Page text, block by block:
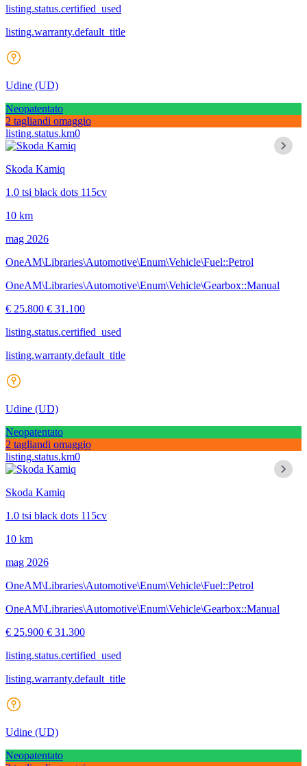
listing.status.certified_used
listing.warranty.default_title
Udine (UD)
Neopatentato
2 tagliandi omaggio
listing.status.km0
Skoda Kamiq
1.0 tsi black dots 115cv
10 km
mag 2026
OneAM\Libraries\Automotive\Enum\Vehicle\Fuel::Petrol
OneAM\Libraries\Automotive\Enum\Vehicle\Gearbox::Manual
€ 25.800 € 31.100
listing.status.certified_used
listing.warranty.default_title
Udine (UD)
Neopatentato
2 tagliandi omaggio
listing.status.km0
Skoda Kamiq
1.0 tsi black dots 115cv
10 km
mag 2026
OneAM\Libraries\Automotive\Enum\Vehicle\Fuel::Petrol
OneAM\Libraries\Automotive\Enum\Vehicle\Gearbox::Manual
€ 25.900 € 31.300
listing.status.certified_used
listing.warranty.default_title
Udine (UD)
Neopatentato